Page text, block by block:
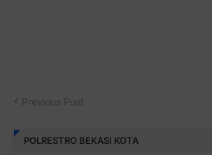
Previous Post
POLRESTRO BEKASI KOTA